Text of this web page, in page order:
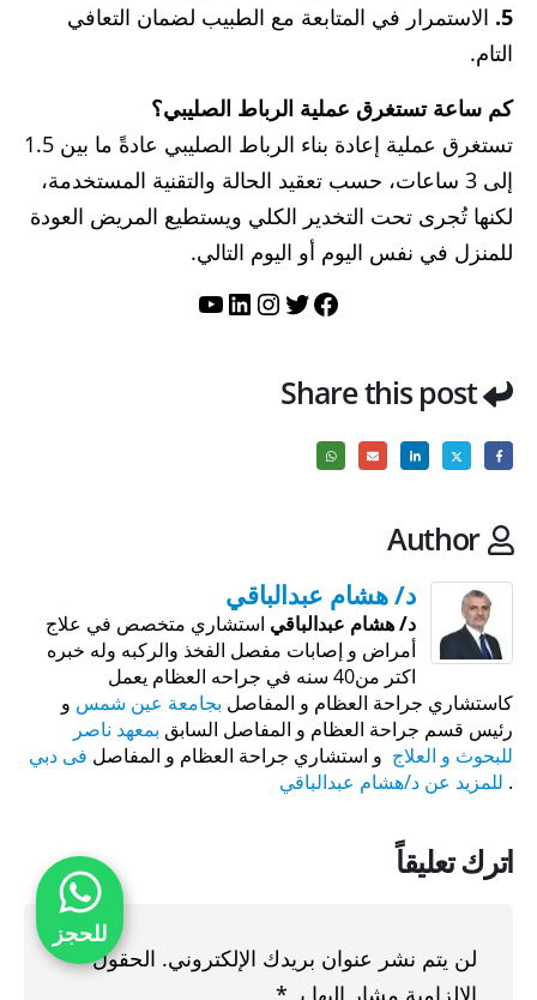
5. الاستمرار في المتابعة مع الطبيب لضمان التعافي
التام.
كم ساعة تستغرق عملية الرباط الصليبي؟
تستغرق عملية إعادة بناء الرباط الصليبي عادةً ما بين 1.5
إلى 3 ساعات، حسب تعقيد الحالة والتقنية المستخدمة،
لكنها تُجرى تحت التخدير الكلي ويستطيع المريض العودة
للمنزل في نفس اليوم أو اليوم التالي.
فيسبوك
تويترإنستجرام
لينكد إنيوتيوب
Share this post
Author
د/ هشام عبدالباقي
د/ هشام عبدالباقي استشاري متخصص في علاج
أمراض و إصابات مفصل الفخذ والركبه وله خبره
اكتر من40 سنه في جراحه العظام يعمل
كاستشاري جراحة العظام و المفاصل بجامعة عين شمس و
رئيس قسم جراحة العظام و المفاصل السابق بمعهد ناصر
للبحوث و العلاج و استشاري جراحة العظام و المفاصل فى دبي
. للمزيد عن د/هشام عبدالباقي
اترك تعليقاً
لن يتم نشر عنوان بريدك الإلكتروني. الحقول
الإلزامية مشار إليها بـ *
للحجز